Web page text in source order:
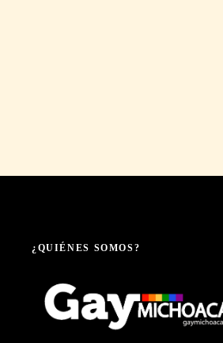
¿QUIÉNES SOMOS?